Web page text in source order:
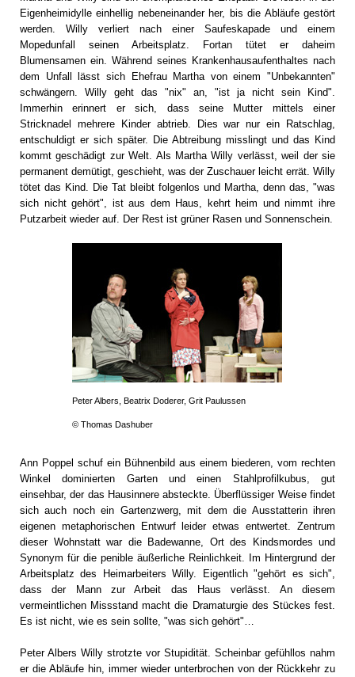
Eigenheimidylle einhellig nebeneinander her, bis die Abläufe gestört
werden. Willy verliert nach einer Saufeskapade und einem
Mopedunfall seinen Arbeitsplatz. Fortan tütet er daheim
Blumensamen ein. Während seines Krankenhausaufenthaltes nach
dem Unfall lässt sich Ehefrau Martha von einem "Unbekannten"
schwängern. Willy geht das "nix" an, "ist ja nicht sein Kind".
Immerhin erinnert er sich, dass seine Mutter mittels einer
Stricknadel mehrere Kinder abtrieb. Dies war nur ein Ratschlag,
entschuldigt er sich später. Die Abtreibung misslingt und das Kind
kommt geschädigt zur Welt. Als Martha Willy verlässt, weil der sie
permanent demütigt, geschieht, was der Zuschauer leicht errät. Willy
tötet das Kind. Die Tat bleibt folgenlos und Martha, denn das, "was
sich nicht gehört", ist aus dem Haus, kehrt heim und nimmt ihre
Putzarbeit wieder auf. Der Rest ist grüner Rasen und Sonnenschein.
Peter Albers, Beatrix Doderer, Grit Paulussen
© Thomas Dashuber
Ann Poppel schuf ein Bühnenbild aus einem biederen, vom rechten
Winkel dominierten Garten und einen Stahlprofilkubus, gut
einsehbar, der das Hausinnere absteckte. Überflüssiger Weise findet
sich auch noch ein Gartenzwerg, mit dem die Ausstatterin ihren
eigenen metaphorischen Entwurf leider etwas entwertet. Zentrum
dieser Wohnstatt war die Badewanne, Ort des Kindsmordes und
Synonym für die penible äußerliche Reinlichkeit. Im Hintergrund der
Arbeitsplatz des Heimarbeiters Willy. Eigentlich "gehört es sich",
dass der Mann zur Arbeit das Haus verlässt. An diesem
vermeintlichen Missstand macht die Dramaturgie des Stückes fest.
Es ist nicht, wie es sein sollte, "was sich gehört"…
Peter Albers Willy strotzte vor Stupidität. Scheinbar gefühllos nahm
er die Abläufe hin, immer wieder unterbrochen von der Rückkehr zu